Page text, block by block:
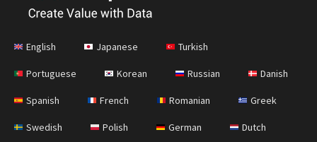
English Japanese Turkish
Portuguese Korean Russian Danish
Spanish French Romanian Greek
Swedish Polish German Dutch